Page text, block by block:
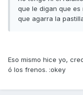
que le digan que es
que agarra la
Eso mismo hice yo,
ó los frenos. :okey